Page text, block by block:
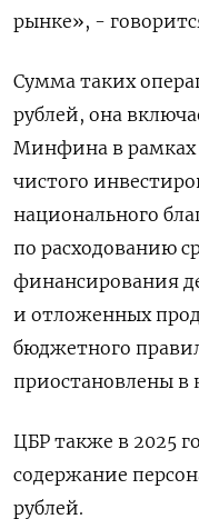
рынке», -
Сумма таких
рублей, она
Минфина в рамках
чистого
национального
по расходованию
финансирования
и отложенных
бюджетного
приостановлены в
ЦБР также в ​2025
содержание
рублей.